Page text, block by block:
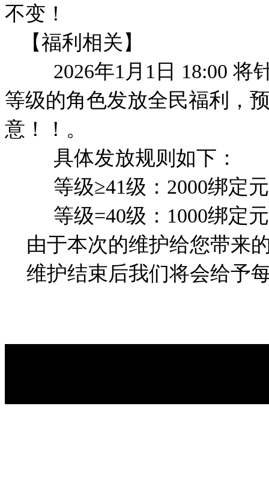
不变！
【福利相关】
2026年1月1日 18:00 将针
等级的角色发放全民福利，
意！！。
具体发放规则如下：
等级≥41级：2000绑定元
等级=40级：1000绑定
由于本次的维护给您带来
维护结束后我们将会给予